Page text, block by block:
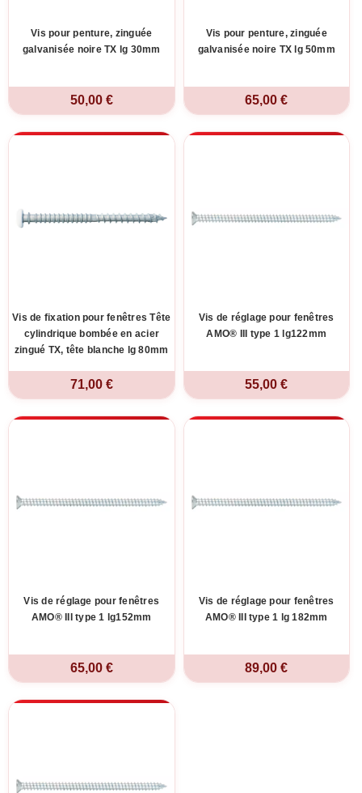
Vis pour penture, zinguée
galvanisée noire TX lg 30mm
50,00 €
Vis pour penture, zinguée
galvanisée noire TX lg 50mm
65,00 €
Vis de fixation pour fenêtres Tête
cylindrique bombée en acier
zingué TX, tête blanche lg 80mm
71,00 €
Vis de réglage pour fenêtres
AMO® III type 1 lg122mm
55,00 €
Vis de réglage pour fenêtres
AMO® III type 1 lg152mm
65,00 €
Vis de réglage pour fenêtres
AMO® III type 1 lg 182mm
89,00 €